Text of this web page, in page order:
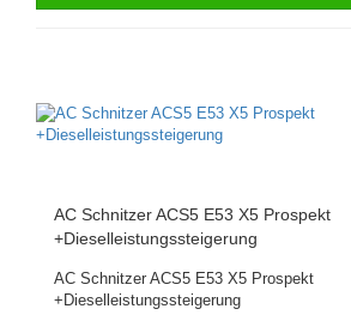
AC Schnitzer ACS5 E53 X5 Prospekt
+Dieselleistungssteigerung
AC Schnitzer ACS5 E53 X5 Prospekt
+Dieselleistungssteigerung